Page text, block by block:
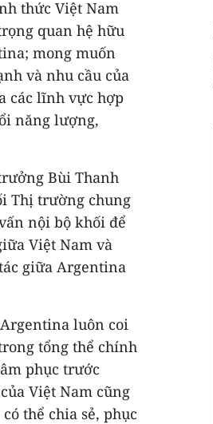
thức Việt Nam
quan hệ hữu
mong muốn
và nhu cầu của
các lĩnh vực hợp
năng lượng,
Bùi Thanh
Thị trường chung
nội bộ khối để
Việt Nam và
giữa Argentina
luôn coi
tổng thể chính
phục trước
Việt Nam cũng
thể chia sẻ, phục